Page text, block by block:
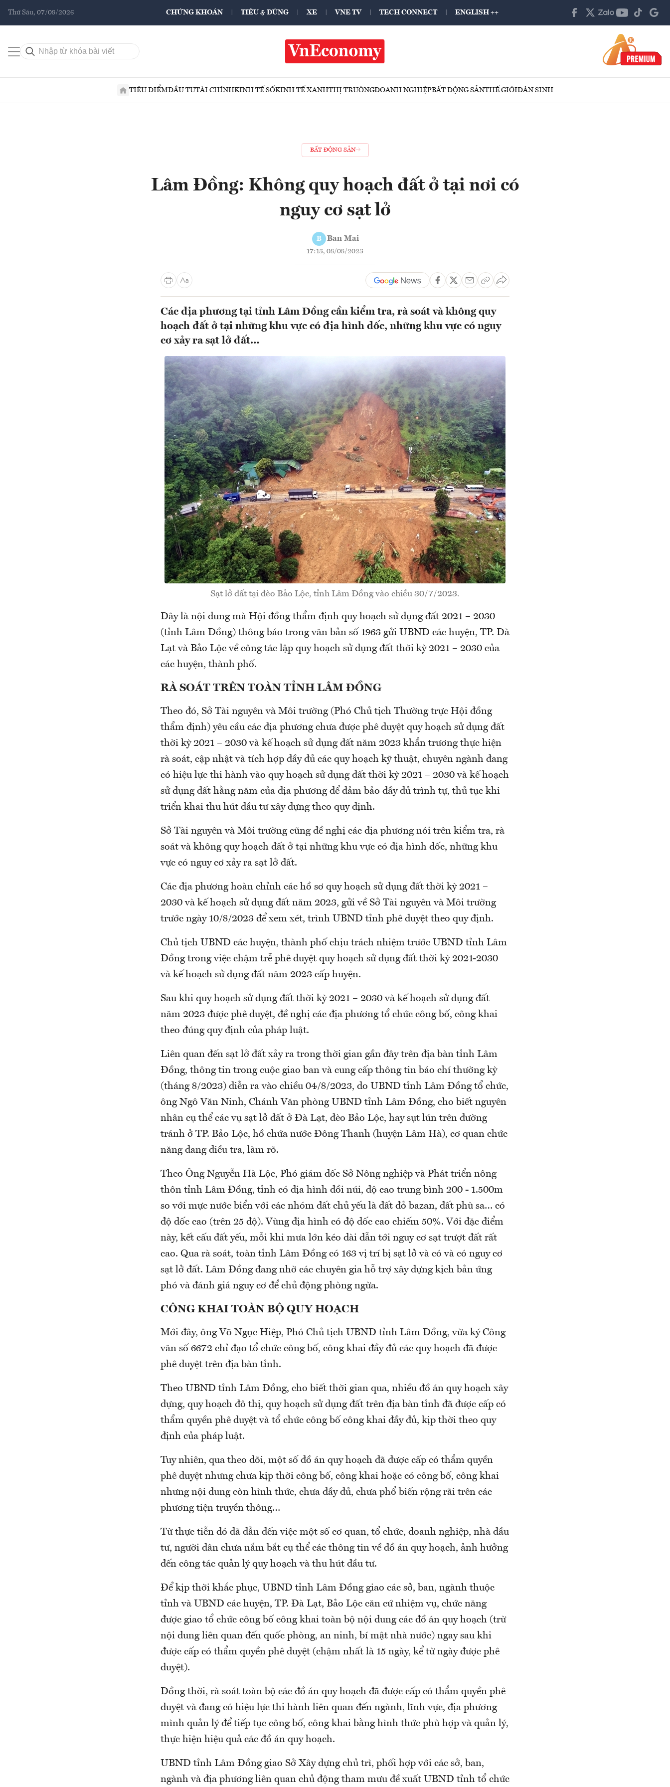
Thứ Sáu, 07/08/2026 CHỨNG KHOÁN TIÊU & DÙNG XE VNE TV TECH CONNECT ENGLISH ++
TIÊU ĐIỂMĐẦU TƯTÀI CHÍNHKINH TẾ SỐKINH TẾ XANHTHỊ TRƯỜNGDOANH NGHIỆPBẤT ĐỘNG SẢNTHẾ GIỚIDÂN SINH
BẤT ĐỘNG SẢN
Lâm Đồng: Không quy hoạch đất ở tại nơi có
nguy cơ sạt lở
B Ban Mai
17:13, 08/08/2023
Các địa phương tại tỉnh Lâm Đồng cần kiểm tra, rà soát và không quy
hoạch đất ở tại những khu vực có địa hình dốc, những khu vực có nguy
cơ xảy ra sạt lở đất…
Sạt lở đất tại đèo Bảo Lộc, tỉnh Lâm Đồng vào chiều 30/7/2023.
Đây là nội dung mà Hội đồng thẩm định quy hoạch sử dụng đất 2021 – 2030
(tỉnh Lâm Đồng) thông báo trong văn bản số 1963 gửi UBND các huyện, TP. Đà
Lạt và Bảo Lộc về công tác lập quy hoạch sử dụng đất thời kỳ 2021 – 2030 của
các huyện, thành phố.
RÀ SOÁT TRÊN TOÀN TỈNH LÂM ĐỒNG
Theo đó, Sở Tài nguyên và Môi trường (Phó Chủ tịch Thường trực Hội đồng
thẩm định) yêu cầu các địa phương chưa được phê duyệt quy hoạch sử dụng đất
thời kỳ 2021 – 2030 và kế hoạch sử dụng đất năm 2023 khẩn trương thực hiện
rà soát, cập nhật và tích hợp đầy đủ các quy hoạch kỹ thuật, chuyên ngành đang
có hiệu lực thi hành vào quy hoạch sử dụng đất thời kỳ 2021 – 2030 và kế hoạch
sử dụng đất hằng năm của địa phương để đảm bảo đầy đủ trình tự, thủ tục khi
triển khai thu hút đầu tư xây dựng theo quy định.
Sở Tài nguyên và Môi trường cũng đề nghị các địa phương nói trên kiểm tra, rà
soát và không quy hoạch đất ở tại những khu vực có địa hình dốc, những khu
vực có nguy cơ xảy ra sạt lở đất.
Các địa phương hoàn chỉnh các hồ sơ quy hoạch sử dụng đất thời kỳ 2021 –
2030 và kế hoạch sử dụng đất năm 2023, gửi về Sở Tài nguyên và Môi trường
trước ngày 10/8/2023 để xem xét, trình UBND tỉnh phê duyệt theo quy định.
Chủ tịch UBND các huyện, thành phố chịu trách nhiệm trước UBND tỉnh Lâm
Đồng trong việc chậm trễ phê duyệt quy hoạch sử dụng đất thời kỳ 2021-2030
và kế hoạch sử dụng đất năm 2023 cấp huyện.
Sau khi quy hoạch sử dụng đất thời kỳ 2021 – 2030 và kế hoạch sử dụng đất
năm 2023 được phê duyệt, đề nghị các địa phương tổ chức công bố, công khai
theo đúng quy định của pháp luật.
Liên quan đến sạt lở đất xảy ra trong thời gian gần đây trên địa bàn tỉnh Lâm
Đồng, thông tin trong cuộc giao ban và cung cấp thông tin báo chí thường kỳ
(tháng 8/2023) diễn ra vào chiều 04/8/2023, do UBND tỉnh Lâm Đồng tổ chức,
ông Ngô Văn Ninh, Chánh Văn phòng UBND tỉnh Lâm Đồng, cho biết nguyên
nhân cụ thể các vụ sạt lở đất ở Đà Lạt, đèo Bảo Lộc, hay sụt lún trên đường
tránh ở TP. Bảo Lộc, hồ chứa nước Đông Thanh (huyện Lâm Hà), cơ quan chức
năng đang điều tra, làm rõ.
Theo Ông Nguyễn Hà Lộc, Phó giám đốc Sở Nông nghiệp và Phát triển nông
thôn tỉnh Lâm Đồng, tỉnh có địa hình đồi núi, độ cao trung bình 200 - 1.500m
so với mực nước biển với các nhóm đất chủ yếu là đất đỏ bazan, đất phù sa… có
độ dốc cao (trên 25 độ). Vùng địa hình có độ dốc cao chiếm 50%. Với đặc điểm
này, kết cấu đất yếu, mỗi khi mưa lớn kéo dài dẫn tới nguy cơ sạt trượt đất rất
cao. Qua rà soát, toàn tỉnh Lâm Đồng có 163 vị trí bị sạt lở và có và có nguy cơ
sạt lở đất. Lâm Đồng đang nhờ các chuyên gia hỗ trợ xây dựng kịch bản ứng
phó và đánh giá nguy cơ để chủ động phòng ngừa.
CÔNG KHAI TOÀN BỘ QUY HOẠCH
Mới đây, ông Võ Ngọc Hiệp, Phó Chủ tịch UBND tỉnh Lâm Đồng, vừa ký Công
văn số 6672 chỉ đạo tổ chức công bố, công khai đầy đủ các quy hoạch đã được
phê duyệt trên địa bàn tỉnh.
Theo UBND tỉnh Lâm Đồng, cho biết thời gian qua, nhiều đồ án quy hoạch xây
dựng, quy hoạch đô thị, quy hoạch sử dụng đất trên địa bàn tỉnh đã được cấp có
thẩm quyền phê duyệt và tổ chức công bố công khai đầy đủ, kịp thời theo quy
định của pháp luật.
Tuy nhiên, qua theo dõi, một số đồ án quy hoạch đã được cấp có thẩm quyền
phê duyệt nhưng chưa kịp thời công bố, công khai hoặc có công bố, công khai
nhưng nội dung còn hình thức, chưa đầy đủ, chưa phổ biến rộng rãi trên các
phương tiện truyền thông…
Từ thực tiễn đó đã dẫn đến việc một số cơ quan, tổ chức, doanh nghiệp, nhà đầu
tư, người dân chưa nắm bắt cụ thể các thông tin về đồ án quy hoạch, ảnh hưởng
đến công tác quản lý quy hoạch và thu hút đầu tư.
Để kịp thời khắc phục, UBND tỉnh Lâm Đồng giao các sở, ban, ngành thuộc
tỉnh và UBND các huyện, TP. Đà Lạt, Bảo Lộc căn cứ nhiệm vụ, chức năng
được giao tổ chức công bố công khai toàn bộ nội dung các đồ án quy hoạch (trừ
nội dung liên quan đến quốc phòng, an ninh, bí mật nhà nước) ngay sau khi
được cấp có thẩm quyền phê duyệt (chậm nhất là 15 ngày, kể từ ngày được phê
duyệt).
Đồng thời, rà soát toàn bộ các đồ án quy hoạch đã được cấp có thẩm quyền phê
duyệt và đang có hiệu lực thi hành liên quan đến ngành, lĩnh vực, địa phương
mình quản lý để tiếp tục công bố, công khai bằng hình thức phù hợp và quản lý,
thực hiện hiệu quả các đồ án quy hoạch.
UBND tỉnh Lâm Đồng giao Sở Xây dựng chủ trì, phối hợp với các sở, ban,
ngành và địa phương liên quan chủ động tham mưu đề xuất UBND tỉnh tổ chức